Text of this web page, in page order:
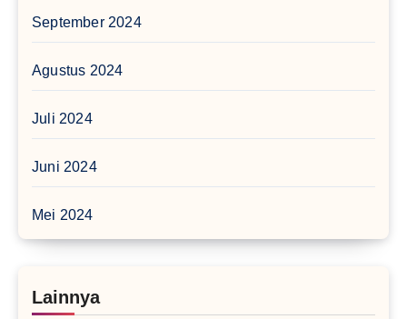
September 2024
Agustus 2024
Juli 2024
Juni 2024
Mei 2024
Lainnya